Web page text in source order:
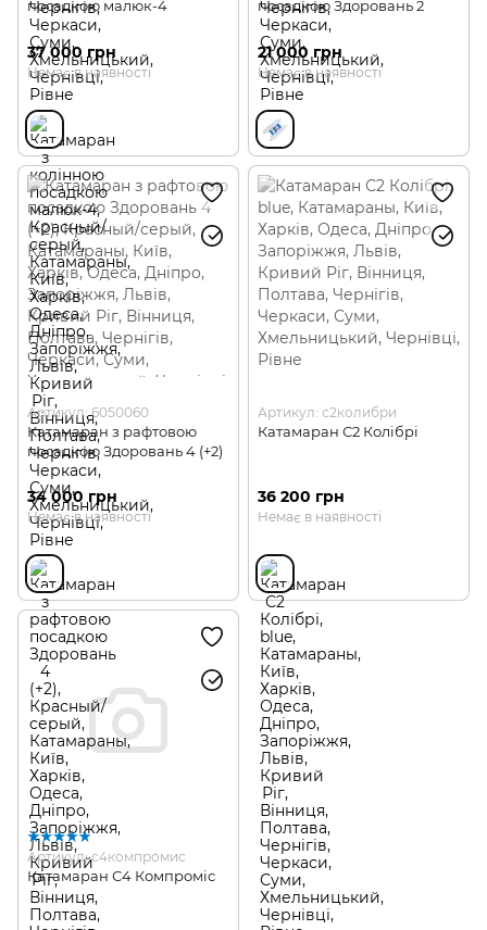
посадкою малюк-4
37 000 грн
Немає в наявності
посадкою Здоровань 2
21 000 грн
Немає в наявності
Артикул: 6050060
Катамаран з рафтовою
посадкою Здоровань 4 (+2)
34 000 грн
Немає в наявності
Артикул: с2колибри
Катамаран С2 Колібрі
36 200 грн
Немає в наявності
Артикул: с4компромис
Катамаран С4 Компроміс